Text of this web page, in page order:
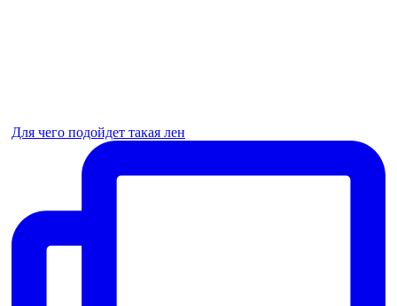
Для чего подойдет такая лен